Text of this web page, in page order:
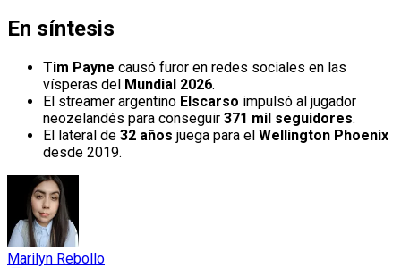
En síntesis
Tim Payne causó furor en redes sociales en las
vísperas del Mundial 2026.
El streamer argentino Elscarso impulsó al jugador
neozelandés para conseguir 371 mil seguidores.
El lateral de 32 años juega para el Wellington Phoenix
desde 2019.
Marilyn Rebollo